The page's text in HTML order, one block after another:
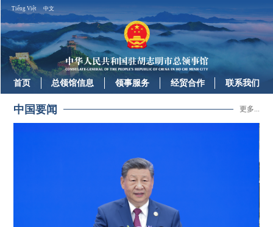
Tiếng Việt 中文
首页 总领馆信息 领事服务 经贸合作 联系我们
中国要闻 更多...